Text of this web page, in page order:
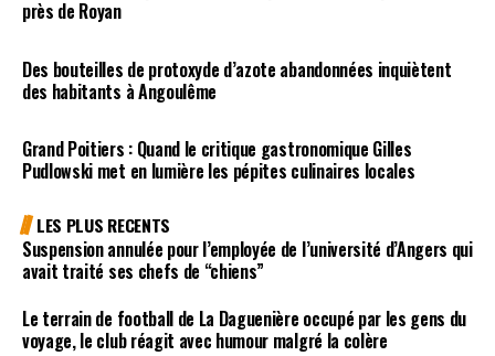
près de Royan
Des bouteilles de protoxyde d’azote abandonnées inquiètent
des habitants à Angoulême
Grand Poitiers : Quand le critique gastronomique Gilles
Pudlowski met en lumière les pépites culinaires locales
LES PLUS RECENTS
Suspension annulée pour l’employée de l’université d’Angers qui
avait traité ses chefs de “chiens”
Le terrain de football de La Daguenière occupé par les gens du
voyage, le club réagit avec humour malgré la colère